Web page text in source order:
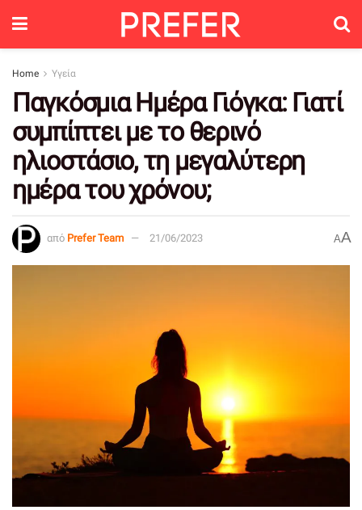
Home Υγεία
Παγκόσμια Ημέρα Γιόγκα: Γιατί
συμπίπτει με το θερινό
ηλιοστάσιο, τη μεγαλύτερη
ημέρα του χρόνου;
από Prefer Team 21/06/2023 AA